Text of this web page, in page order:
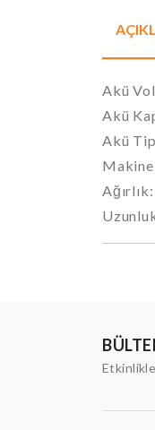
Akü
Akü
Akü
Makine